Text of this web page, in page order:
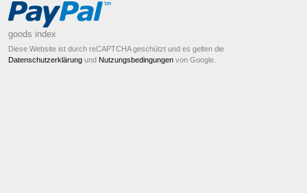
goods index
Diese Website ist durch reCAPTCHA geschützt und es gelten die
Datenschutzerklärung und Nutzungsbedingungen von Google.